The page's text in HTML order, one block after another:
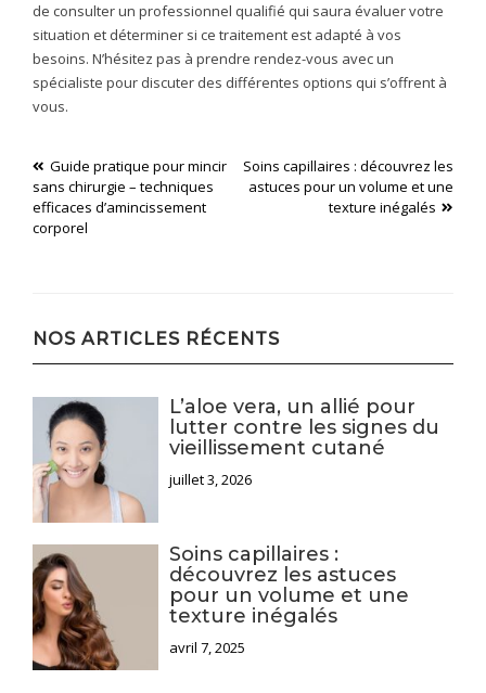
de consulter un professionnel qualifié qui saura évaluer votre
situation et déterminer si ce traitement est adapté à vos
besoins. N’hésitez pas à prendre rendez-vous avec un
spécialiste pour discuter des différentes options qui s’offrent à
vous.
Navigation
de
l’article
Guide pratique pour mincir
sans chirurgie – techniques
efficaces d’amincissement
corporel
Soins capillaires : découvrez les
astuces pour un volume et une
texture inégalés
NOS ARTICLES RÉCENTS
L’aloe vera, un allié pour
lutter contre les signes du
vieillissement cutané
juillet 3, 2026
Soins capillaires :
découvrez les astuces
pour un volume et une
texture inégalés
avril 7, 2025